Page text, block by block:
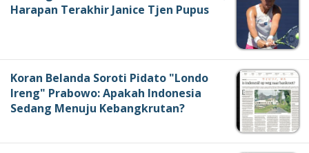
Harapan Terakhir Janice Tjen Pupus
Koran Belanda Soroti Pidato "Londo
Ireng" Prabowo: Apakah Indonesia
Sedang Menuju Kebangkrutan?